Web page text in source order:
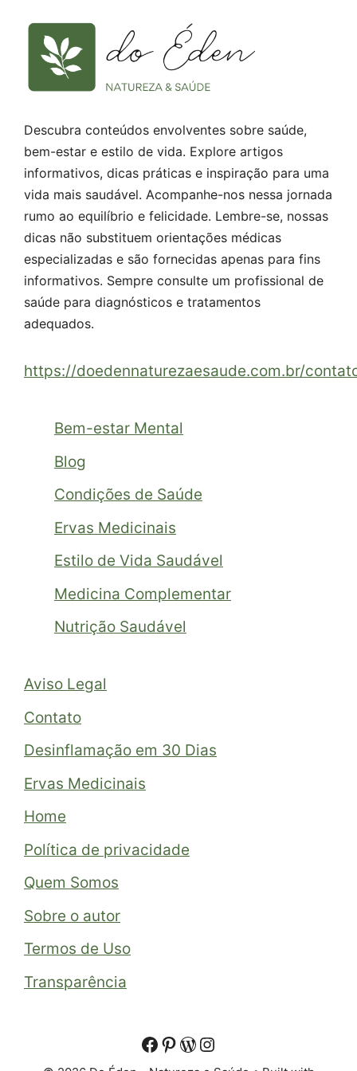
Descubra conteúdos envolventes sobre saúde,
bem-estar e estilo de vida. Explore artigos
informativos, dicas práticas e inspiração para uma
vida mais saudável. Acompanhe-nos nessa jornada
rumo ao equilíbrio e felicidade. Lembre-se, nossas
dicas não substituem orientações médicas
especializadas e são fornecidas apenas para fins
informativos. Sempre consulte um profissional de
saúde para diagnósticos e tratamentos
adequados.
https://doedennaturezaesaude.com.br/
Bem-estar Mental
Blog
Condições de Saúde
Ervas Medicinais
Estilo de Vida Saudável
Medicina Complementar
Nutrição Saudável
Aviso Legal
Contato
Desinflamação em 30 Dias
Ervas Medicinais
Home
Política de privacidade
Quem Somos
Sobre o autor
Termos de Uso
Transparência